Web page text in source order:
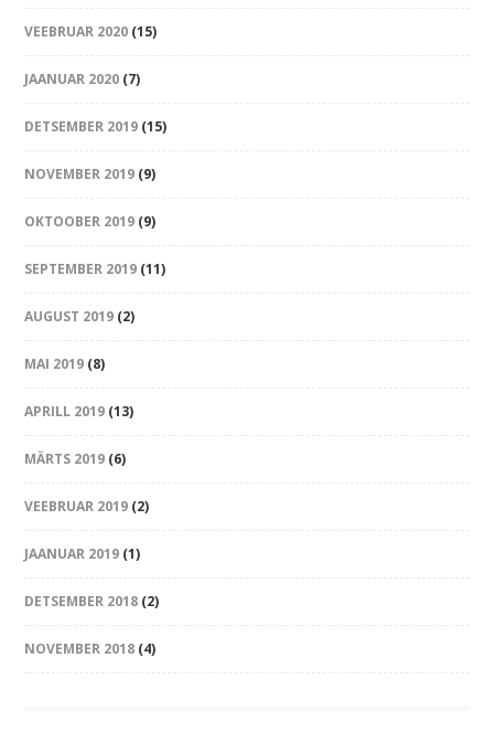
VEEBRUAR 2020 (15)
JAANUAR 2020 (7)
DETSEMBER 2019 (15)
NOVEMBER 2019 (9)
OKTOOBER 2019 (9)
SEPTEMBER 2019 (11)
AUGUST 2019 (2)
MAI 2019 (8)
APRILL 2019 (13)
MÄRTS 2019 (6)
VEEBRUAR 2019 (2)
JAANUAR 2019 (1)
DETSEMBER 2018 (2)
NOVEMBER 2018 (4)